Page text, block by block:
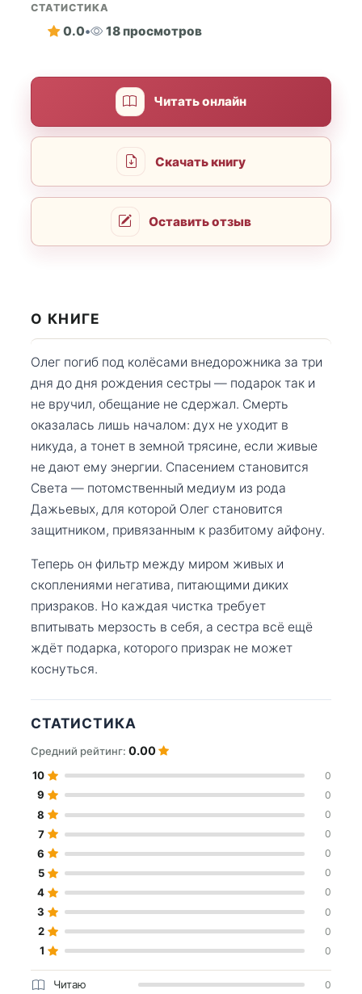
СТАТИСТИКА
0.0• 18 просмотров
Читать онлайн
Скачать книгу
Оставить отзыв
О КНИГЕ
Олег погиб под колёсами внедорожника за три
дня до дня рождения сестры — подарок так и
не вручил, обещание не сдержал. Смерть
оказалась лишь началом: дух не уходит в
никуда, а тонет в земной трясине, если живые
не дают ему энергии. Спасением становится
Света — потомственный медиум из рода
Дажьевых, для которой Олег становится
защитником, привязанным к разбитому айфону.
Теперь он фильтр между миром живых и
скоплениями негатива, питающими диких
призраков. Но каждая чистка требует
впитывать мерзость в себя, а сестра всё ещё
ждёт подарка, которого призрак не может
коснуться.
СТАТИСТИКА
Средний рейтинг: 0.00
10 0
9 0
8 0
7 0
6 0
5 0
4 0
3 0
2 0
1 0
Читаю 0